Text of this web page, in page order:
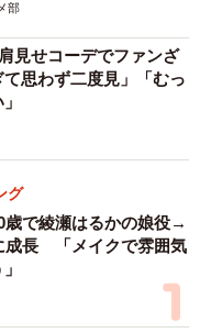
部
見せコーデでファンざ
思わず二度見」「むっ
グ
歳で綾瀬はるかの娘役→
成長 「メイクで雰囲気